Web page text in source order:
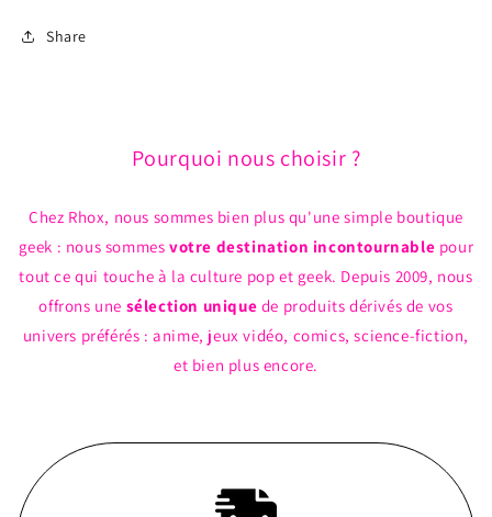
Stitch
Share
Pourquoi nous choisir ?
Chez Rhox, nous sommes bien plus qu'une simple boutique
geek : nous sommesvotre destination incontournable pour
tout ce qui touche à la culture pop et geek. Depuis 2009, nous
offrons une sélection unique de produits dérivés de vos
univers préférés : anime, jeux vidéo, comics, science-fiction,
et bien plus encore.